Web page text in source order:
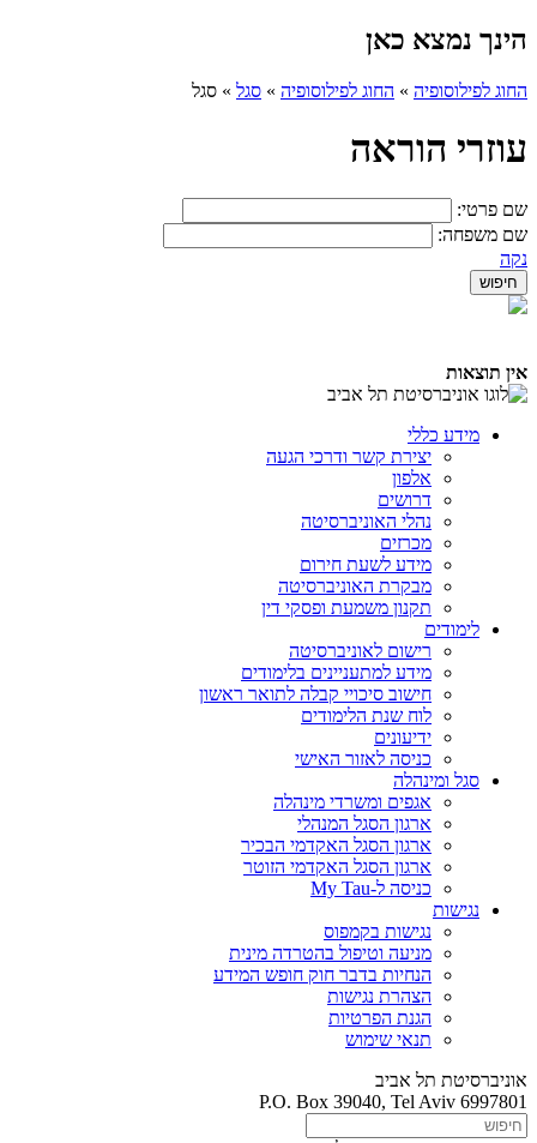
הינך נמצא כאן
החוג לפילוסופיה » החוג לפילוסופיה » סגל » סגל
עוזרי הוראה
שם פרטי:
שם משפחה:
נקה
אין תוצאות
מידע כללי
יצירת קשר ודרכי הגעה
אלפון
דרושים
נהלי האוניברסיטה
מכרזים
מידע לשעת חירום
מבקרת האוניברסיטה
תקנון משמעת ופסקי דין
לימודים
רישום לאוניברסיטה
מידע למתעניינים בלימודים
חישוב סיכויי קבלה לתואר ראשון
לוח שנת הלימודים
ידיעונים
כניסה לאזור האישי
סגל ומינהלה
אגפים ומשרדי מינהלה
ארגון הסגל המנהלי
ארגון הסגל האקדמי הבכיר
ארגון הסגל האקדמי הזוטר
כניסה ל-My Tau
נגישות
נגישות בקמפוס
מניעה וטיפול בהטרדה מינית
הנחיות בדבר חוק חופש המידע
הצהרת נגישות
הגנת הפרטיות
תנאי שימוש
אוניברסיטת תל אביב
P.O. Box 39040, Tel Aviv 6997801